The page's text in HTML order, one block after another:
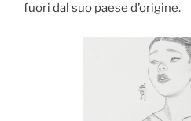
fuori dal suo paese d’origine.